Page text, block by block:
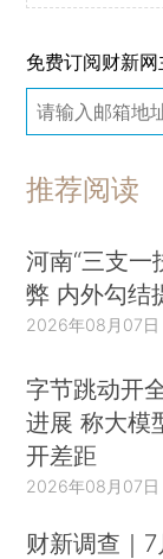
免费订阅财新
推荐阅读
河南“三支一
弊 内外勾结
2026年08月07日
字节跳动开
进展 称大模
开差距
2026年08月07日
财新调查｜